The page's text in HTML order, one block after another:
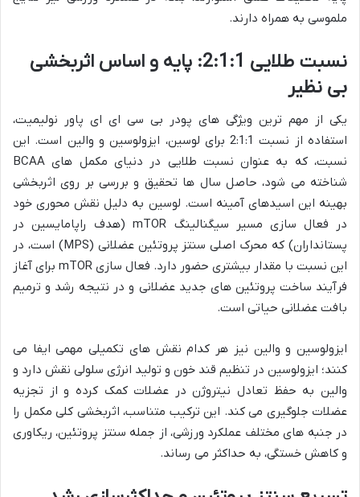
ملموسی به همراه دارند.
نسبت طلایی 2:1:1: پایه و اساس اثربخشی
بی نظیر
یکی از مهم ترین ویژگی های پودر بی سی ای ای پاور نولیمیت،
استفاده از نسبت 2:1:1 برای لوسین، ایزولوسین و والین است. این
نسبت، که به عنوان نسبت طلایی در دنیای مکمل های BCAA
شناخته می شود، حاصل سال ها تحقیق و بررسی بر روی اثربخشی
بهینه این اسیدهای آمینه است. لوسین به دلیل نقش محوری خود
در فعال سازی مسیر سیگنالینگ mTOR (هدف راپامایسین در
پستانداران) که محرک اصلی سنتز پروتئین عضلانی (MPS) است، در
این نسبت با مقدار بیشتری حضور دارد. فعال سازی mTOR برای آغاز
فرآیند ساخت پروتئین های جدید عضلانی و در نتیجه رشد و ترمیم
بافت عضلانی حیاتی است.
ایزولوسین و والین نیز هر کدام نقش های تکمیلی مهمی ایفا می
کنند؛ ایزولوسین در تنظیم قند خون و تولید انرژی سلولی نقش دارد و
والین به حفظ تعادل نیتروژن در عضلات کمک کرده و از تجزیه
عضلات جلوگیری می کند. این ترکیب متناسب، اثربخشی کلی مکمل را
در جنبه های مختلف عملکرد ورزشی، از جمله سنتز پروتئین، ریکاوری
و کاهش خستگی، به حداکثر می رساند.